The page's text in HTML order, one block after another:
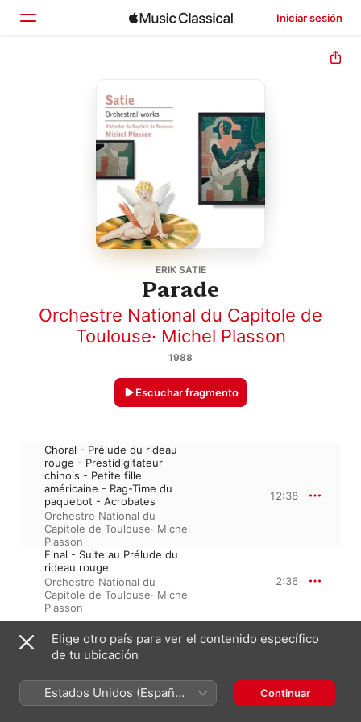
Iniciar sesión
ERIK SATIE
Parade
Orchestre National du Capitole de
Toulouse· Michel Plasson
1988
Escuchar fragmento
Choral - Prélude du rideau
rouge - Prestidigitateur
chinois - Petite fille
américaine - Rag-Time du
paquebot - Acrobates
Orchestre National du
Capitole de Toulouse· Michel
Plasson
12:38
Final - Suite au Prélude du
rideau rouge
Orchestre National du
Capitole de Toulouse· Michel
Plasson
2:36
1 de enero de 1988
℗ A Warner Classics/Erato release, 1988, 2005 Warner Music
France
Elige otro país para ver el contenido específico
de tu ubicación
Estados Unidos (Español
México)
Continuar